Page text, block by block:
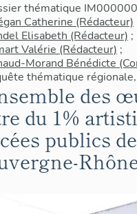
thématique
Catherine (Rédacteur)
Elisabeth (Rédacteur) ;
Valérie (Rédacteur) ;
Morand Bénédicte
thématique
des
du 1%
publics